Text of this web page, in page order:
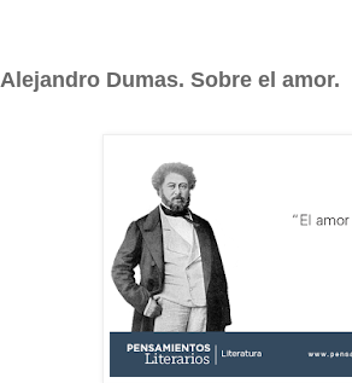
Alejandro Dumas. Sobre el amor.